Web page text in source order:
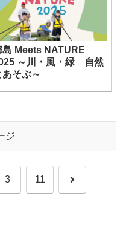
島 Meets NATURE
～川・風・緑 自然
あそぶ～
ジ
3 11 次